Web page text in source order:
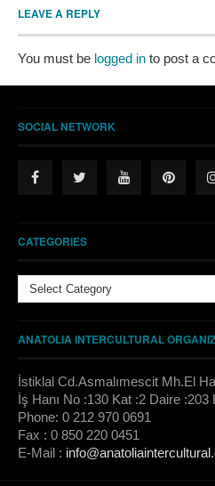
LEAVE A REPLY
You must be logged in to post a
SOCIAL NETWORK
CATEGORIES
Categories
ANATOLIA INTERCULTURAL
İstiklal Cd.Asmalımescit Mh.El
İş Hanı No :130 Kat :2 Daire :203
Phone: 0 212 970 0691
Fax : 0 850 220 0451
E-Mail :